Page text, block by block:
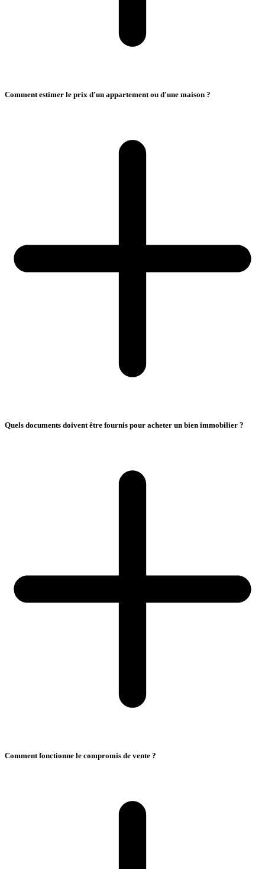
Comment estimer le prix d'un appartement ou d'une maison ?
Quels documents doivent être fournis pour acheter un bien immobilier ?
Comment fonctionne le compromis de vente ?